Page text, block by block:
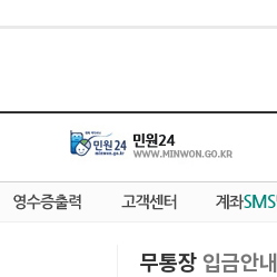
무통장 입금안내